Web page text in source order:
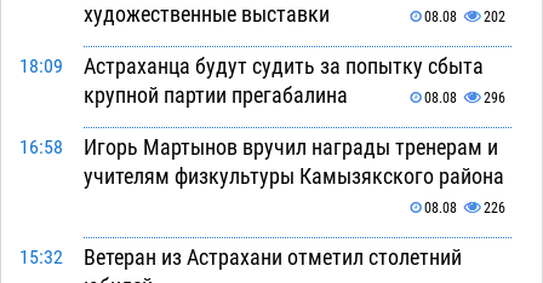
художественные выставки
08.08 202
18:09
Астраханца будут судить за попытку сбыта
крупной партии прегабалина
08.08 296
16:58
Игорь Мартынов вручил награды тренерам и
учителям физкультуры Камызякского района
08.08 226
15:32
Ветеран из Астрахани отметил столетний